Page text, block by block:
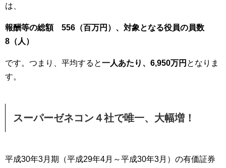
は、
報酬等の総額 556（百万円）、 対象となる役員の員数
8（人）
です。つまり、平均すると一人あたり、6,950万円 となりま
す。
スーパーゼネコン４社で唯一、大幅増！
平成30年3月期（平成29年4月～平成30年3月）の有価証券